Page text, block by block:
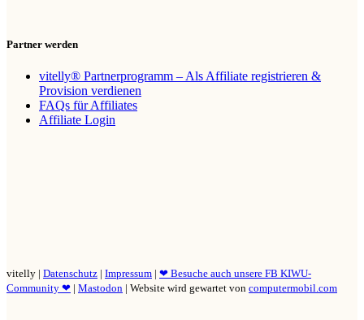
Partner werden
vitelly® Partnerprogramm – Als Affiliate registrieren &
Provision verdienen
FAQs für Affiliates
Affiliate Login
vitelly | Datenschutz | Impressum | ❤ Besuche auch unsere FB KIWU-
Community ❤ | Mastodon | Website wird gewartet von computermobil.com